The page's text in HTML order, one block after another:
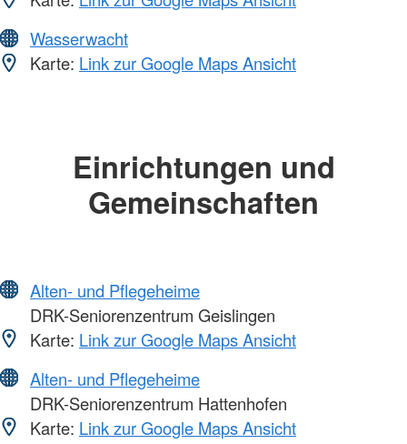
Wasserwacht
Karte: Link zur Google Maps Ansicht
Einrichtungen und
Gemeinschaften
Alten- und Pflegeheime
DRK-Seniorenzentrum Geislingen
Karte: Link zur Google Maps Ansicht
Alten- und Pflegeheime
DRK-Seniorenzentrum Hattenhofen
Karte: Link zur Google Maps Ansicht